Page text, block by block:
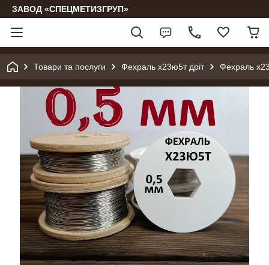
ЗАВОД «СПЕЦМЕТИЗГРУП»
Товари та послуги Фехраль х23ю5т дріт Фехраль